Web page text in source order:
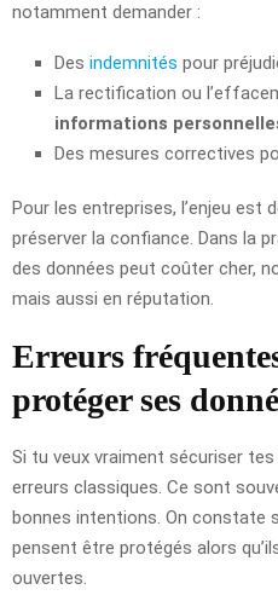
notamment demander :
Des indemnités pour
La rectification ou
informations
Des mesures correctives
Pour les entreprises, l’enjeu est
préserver la confiance. Dans la
des données peut coûter cher,
mais aussi en réputation.
Erreurs
protéger ses
Si tu veux vraiment sécuriser
erreurs classiques. Ce sont
bonnes intentions. On constate
pensent être protégés alors
ouvertes.